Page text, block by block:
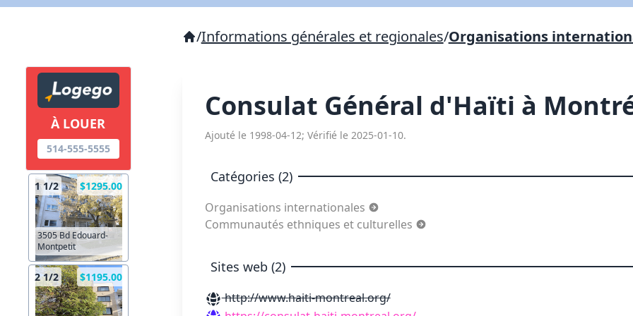
À LOUER
514-555-5555
1 1/2 $1295.00
3505 Bd Edouard-
Montpetit
2 1/2 $1195.00
/Informations générales et regionales/Organisations
Consulat Général d'Haïti à
Ajouté le 1998-04-12; Vérifié le 2025-01-10.
Catégories (2)
Organisations internationales
Communautés ethniques et culturelles
Sites web (2)
http://www.haiti-montreal.org/
X Fermer Envoyez
X Fermer Envoyez